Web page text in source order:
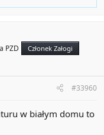
PZD
Członek Załogi
#33960
w białym domu to